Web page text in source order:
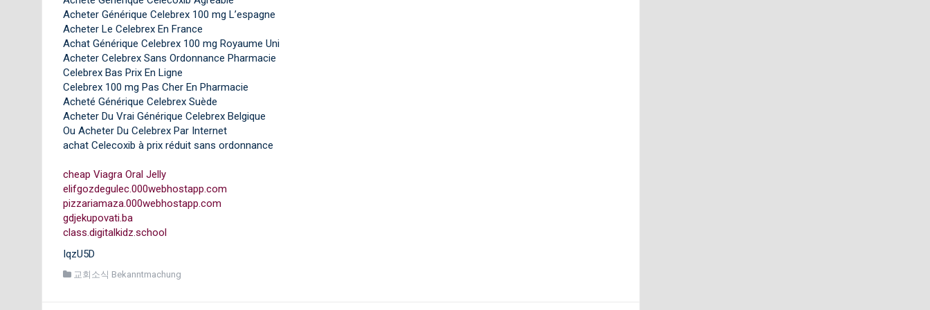
Acheter Générique Celebrex 100 mg L’espagne
Acheter Le Celebrex En France
Achat Générique Celebrex 100 mg Royaume Uni
Acheter Celebrex Sans Ordonnance Pharmacie
Celebrex Bas Prix En Ligne
Celebrex 100 mg Pas Cher En Pharmacie
Acheté Générique Celebrex Suède
Acheter Du Vrai Générique Celebrex Belgique
Ou Acheter Du Celebrex Par Internet
achat Celecoxib à prix réduit sans ordonnance
cheap Viagra Oral Jelly
elifgozdegulec.000webhostapp.com
pizzariamaza.000webhostapp.com
gdjekupovati.ba
class.digitalkidz.school
IqzU5D
교회소식 Bekanntmachung